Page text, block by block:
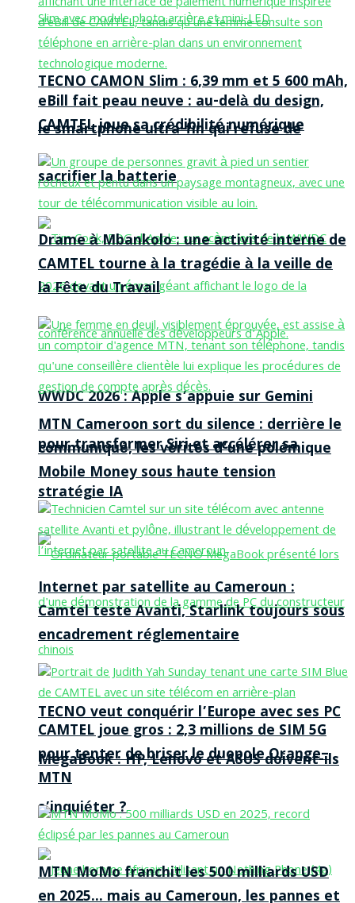
TECNO CAMON Slim : 6,39 mm et 5 600 mAh,
le smartphone ultra-fin qui refuse de
sacrifier la batterie
WWDC 2026 : Apple s’appuie sur Gemini
pour transformer Siri et accélérer sa
stratégie IA
TECNO veut conquérir l’Europe avec ses PC
MegaBook : HP, Lenovo et ASUS doivent-ils
s’inquiéter ?
eBill fait peau neuve : au-delà du design,
CAMTEL joue sa crédibilité numérique
Drame à Mbankolo : une activité interne de
CAMTEL tourne à la tragédie à la veille de
la Fête du Travail
MTN Cameroon sort du silence : derrière le
communiqué, les vérités d’une polémique
Mobile Money sous haute tension
Internet par satellite au Cameroun :
Camtel teste Avanti, Starlink toujours sous
encadrement réglementaire
CAMTEL joue gros : 2,3 millions de SIM 5G
pour tenter de briser le duopole Orange–
MTN
MTN MoMo franchit les 500 milliards USD
en 2025… mais au Cameroun, les pannes et